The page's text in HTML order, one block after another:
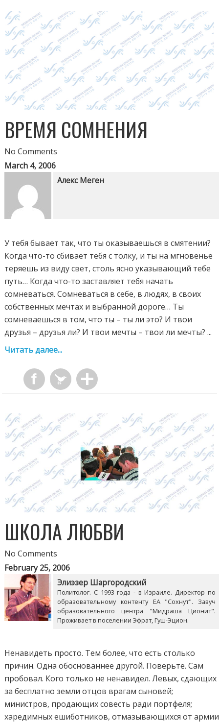
ВРЕМЯ СОМНЕНИЯ
No Comments
March 4, 2006
Алекс Меген
У тебя бывает так, что ты оказываешься в смятении?
Когда что-то сбивает тебя с толку, и ты на мгновенье
теряешь из виду свет, столь ясно указывающий тебе
путь… Когда что-то заставляет тебя начать
сомневаться. Сомневаться в себе, в людях, в своих
собственных мечтах и выбранной дороге… Ты
сомневаешься в том, что ты – ты ли это? И твои
друзья – друзья ли? И твои мечты – твои ли мечты? ...
Читать далее...
ШКОЛА ЛЮБВИ
No Comments
February 25, 2006
Элиэзер Шаргородский
Политолог. С 1993 года - в Израиле. Директор по
образовательному контенту ЕА "Сохнут". Завуч
образовательного центра "Мидраша Ционит".
Проживает в поселении Эфрат, Гуш-Эцион.
Ненавидеть просто. Тем более, что есть столько
причин. Одна обоснованнее другой. Поверьте. Сам
пробовал. Кого только не ненавидел. Левых, сдающих
за бесплатно земли отцов врагам сыновей;
министров, продающих совесть ради портфеля;
харедимных ешиботников, отмазывающихся от армии